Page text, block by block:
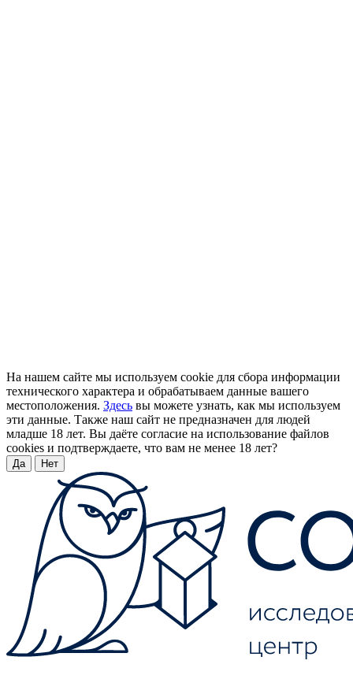
На нашем сайте мы используем cookie для сбора информации
технического характера и обрабатываем данные вашего
местоположения. Здесь вы можете узнать, как мы используем
эти данные. Также наш сайт не предназначен для людей
младше 18 лет. Вы даёте согласие на использование файлов
cookies и подтверждаете, что вам не менее 18 лет?
Да Нет